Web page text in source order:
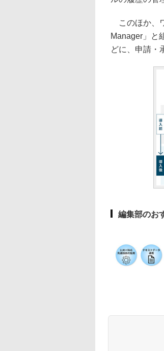
このほか、
Manager」と
どに、申請・
編集部のお